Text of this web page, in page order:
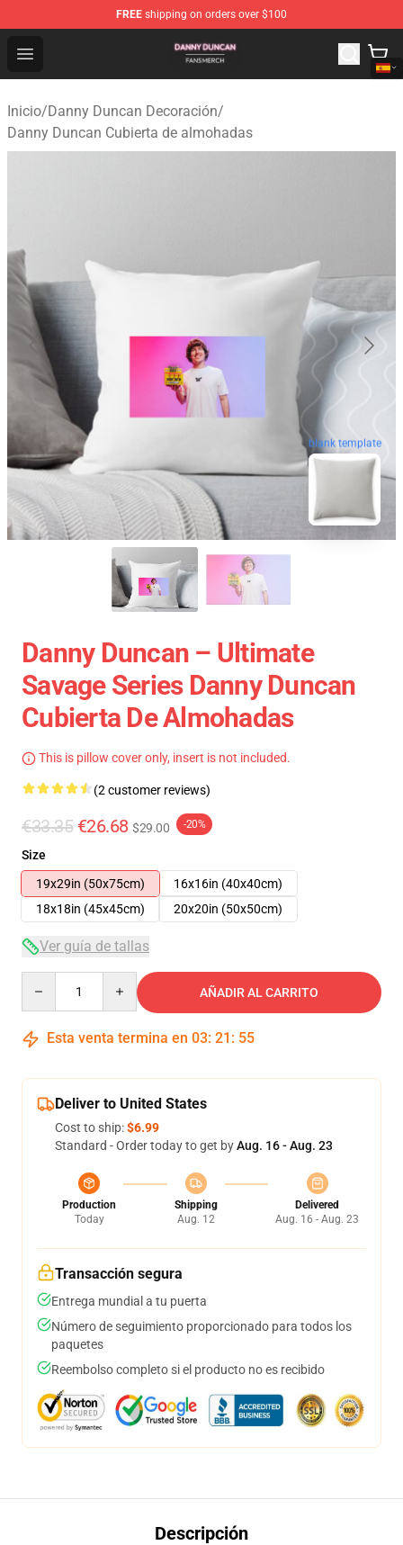
FREE shipping on orders over $100
Open menu
Danny Duncan Shop - Official Danny Duncan
Inicio/Danny Duncan Decoración/
Danny Duncan Cubierta de almohadas
blank template
Danny Duncan – Ultimate
Savage Series Danny Duncan
Cubierta De Almohadas
This is pillow cover only, insert is not included.
(2 customer reviews)
€33.35 €26.68 $29.00 -20%
Size
19x29in (50x75cm)
16x16in (40x40cm)
18x18in (45x45cm)
20x20in (50x50cm)
Ver guía de tallas
AÑADIR AL CARRITO
Esta venta termina en 03: 21 : 54
Deliver to United States
Cost to ship:$6.99
Standard - Order today to get byAug. 16 - Aug. 23
Production
Today
Shipping
Aug. 12
Delivered
Aug. 16 - Aug. 23
Transacción segura
Entrega mundial a tu puerta
Número de seguimiento proporcionado para todos los
paquetes
Reembolso completo si el producto no es recibido
Descripción